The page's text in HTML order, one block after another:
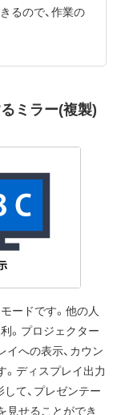
るので、作業の
ミラー(複製)
ードです。他の人
。プロジェクター
イへの表示、カウン
。ディスプレイ出力
て、プレゼンテー
見せることができ